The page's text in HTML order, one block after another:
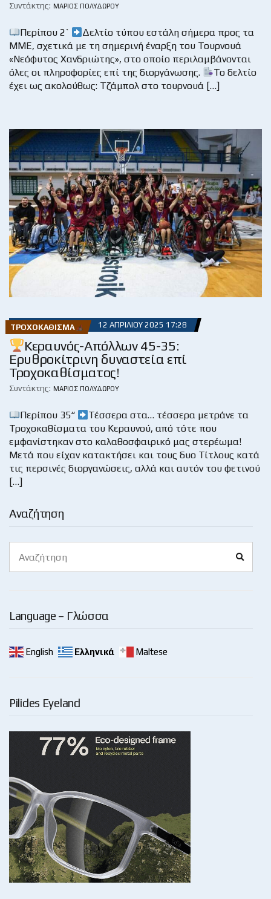
Αναζήτηση
for:
Language – Γλώσσα
English Ελληνικά Maltese
Pilides Eyeland
Συντάκτης: ΜΆΡΙΟΣ ΠΟΛΥΔΏΡΟΥ
Περίπου 2`
Δελτίο τύπου εστάλη σήμερα προς τα
ΜΜΕ, σχετικά με τη σημερινή έναρξη του Τουρνουά
«Νεόφυτος Χανδριώτης», στο οποίο περιλαμβάνονται
όλες οι πληροφορίες επί της διοργάνωσης.
Το δελτίο
έχει ως ακολούθως: Τζάμπολ στο τουρνουά […]
ΤΡΟΧΟΚΆΘΙΣΜΑ 12 ΑΠΡΙΛΊΟΥ 2025 17:28
Κεραυνός-Απόλλων 45-35:
Ερυθροκίτρινη δυναστεία επί
Τροχοκαθίσματος!
Συντάκτης: ΜΆΡΙΟΣ ΠΟΛΥΔΏΡΟΥ
Περίπου 35“
Τέσσερα στα… τέσσερα μετράνε τα
Τροχοκαθίσματα του Κεραυνού, από τότε που
εμφανίστηκαν στο καλαθοσφαιρικό μας στερέωμα!
Μετά που είχαν κατακτήσει και τους δυο Τίτλους κατά
τις περσινές διοργανώσεις, αλλά και αυτόν του φετινού
[…]